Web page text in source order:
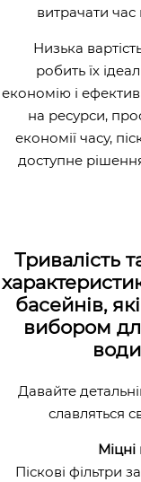
витрачати
Низька
робить їх
економію і
на ресурси,
економії часу,
доступне
Тривалість
басейнів,
вибором
Давайте
славляться
Міцні
Піскові фільтри